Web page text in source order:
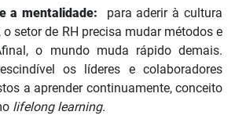
a mentalidade: para aderir à cultura
setor de RH precisa mudar métodos e
o mundo muda rápido demais.
os líderes e colaboradores
a aprender continuamente, conceito
lifelong learning.